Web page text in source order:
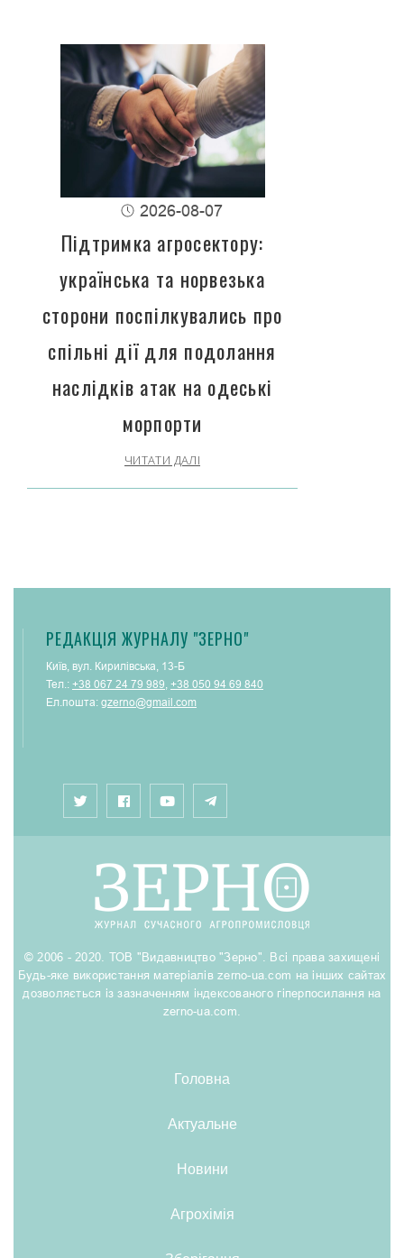
2026-08-07
Підтримка агросектору:
українська та норвезька
сторони поспілкувались про
спільні дії для подолання
наслідків атак на одеські
морпорти
ЧИТАТИ ДАЛІ
РЕДАКЦІЯ ЖУРНАЛУ "ЗЕРНО"
Київ, вул. Кирилівська, 13-Б
Тел.: +38 067 24 79 989 +38 050 94 69 840
Ел.пошта: gzerno@gmail.com
© 2006 - 2020. ТОВ "Видавництво "Зерно". Всі права захищені
Будь-яке використання матеріалів zerno-ua.com на інших сайтах
дозволяється із зазначенням індексованого гіперпосилання на
zerno-ua.com.
Головна
Актуальне
Новини
Агрохімія